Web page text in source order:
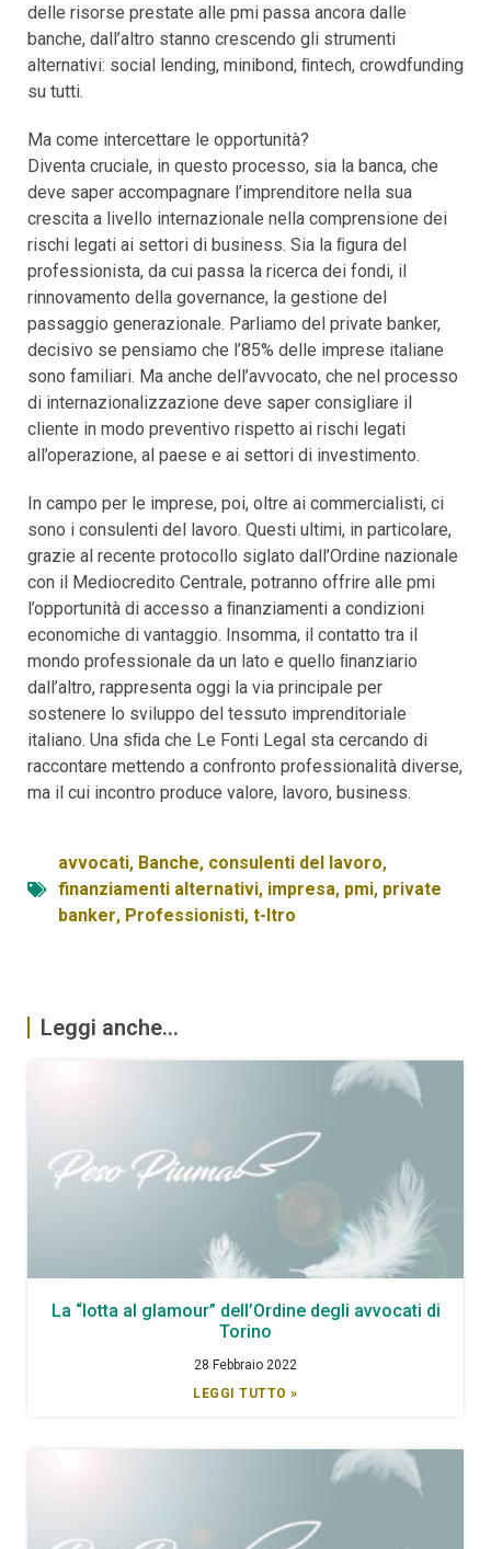
delle risorse prestate alle pmi passa ancora dalle
banche, dall’altro stanno crescendo gli strumenti
alternativi: social lending, minibond, ﬁntech, crowdfunding
su tutti.
Ma come intercettare le opportunità?
Diventa cruciale, in questo processo, sia la banca, che
deve saper accompagnare l’imprenditore nella sua
crescita a livello internazionale nella comprensione dei
rischi legati ai settori di business. Sia la ﬁgura del
professionista, da cui passa la ricerca dei fondi, il
rinnovamento della governance, la gestione del
passaggio generazionale. Parliamo del private banker,
decisivo se pensiamo che l’85% delle imprese italiane
sono familiari. Ma anche dell’avvocato, che nel processo
di internazionalizzazione deve saper consigliare il
cliente in modo preventivo rispetto ai rischi legati
all’operazione, al paese e ai settori di investimento.
In campo per le imprese, poi, oltre ai commercialisti, ci
sono i consulenti del lavoro. Questi ultimi, in particolare,
grazie al recente protocollo siglato dall’Ordine nazionale
con il Mediocredito Centrale, potranno offrire alle pmi
l’opportunità di accesso a ﬁnanziamenti a condizioni
economiche di vantaggio. Insomma, il contatto tra il
mondo professionale da un lato e quello ﬁnanziario
dall’altro, rappresenta oggi la via principale per
sostenere lo sviluppo del tessuto imprenditoriale
italiano. Una sﬁda che Le Fonti Legal sta cercando di
raccontare mettendo a confronto professionalità diverse,
ma il cui incontro produce valore, lavoro, business.
avvocati, Banche, consulenti del lavoro,
finanziamenti alternativi, impresa, pmi, private
banker, Professionisti, t-ltro
Leggi anche...
La “lotta al glamour” dell’Ordine degli avvocati di
Torino
28 Febbraio 2022
LEGGI TUTTO »